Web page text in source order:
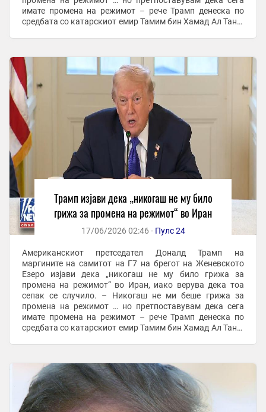
имате промена на режимот – рече Трамп денеска по
средбата со катарскиот емир Тамим бин Хамад Ал Тани.
Трамп изјави дека „никогаш не му било
грижа за промена на режимот“ во Иран
17/06/2026 02:46 - Пулс 24
Американскиот претседател Доналд Трамп на
маргините на самитот на Г7 на брегот на Женевското
Езеро изјави дека „никогаш не му било грижа за
промена на режимот“ во Иран, иако верува дека тоа
сепак се случило. – Никогаш не ми беше грижа за
промена на режимот … но претпоставувам дека сега
имате промена на режимот – рече Трамп денеска по
средбата со катарскиот емир Тамим бин Хамад Ал Тани.